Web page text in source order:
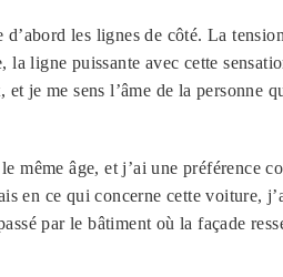
les lignes de côté. La
ligne puissante avec cette
je me sens l’âme de la personne
même âge, et j’ai une préférence
en ce qui concerne cette voiture,
par le bâtiment où la façade